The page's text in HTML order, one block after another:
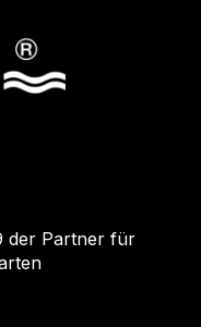
der Partner für